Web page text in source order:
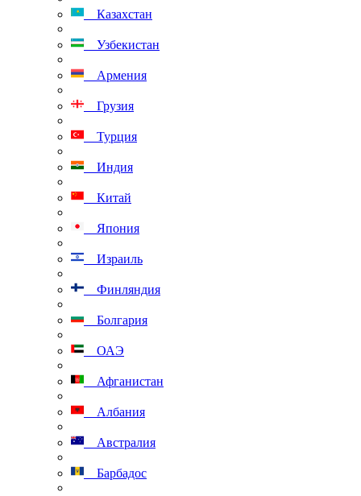
Казахстан
Узбекистан
Армения
Грузия
Турция
Индия
Китай
Япония
Израиль
Финляндия
Болгария
ОАЭ
Афганистан
Албания
Австралия
Барбадос